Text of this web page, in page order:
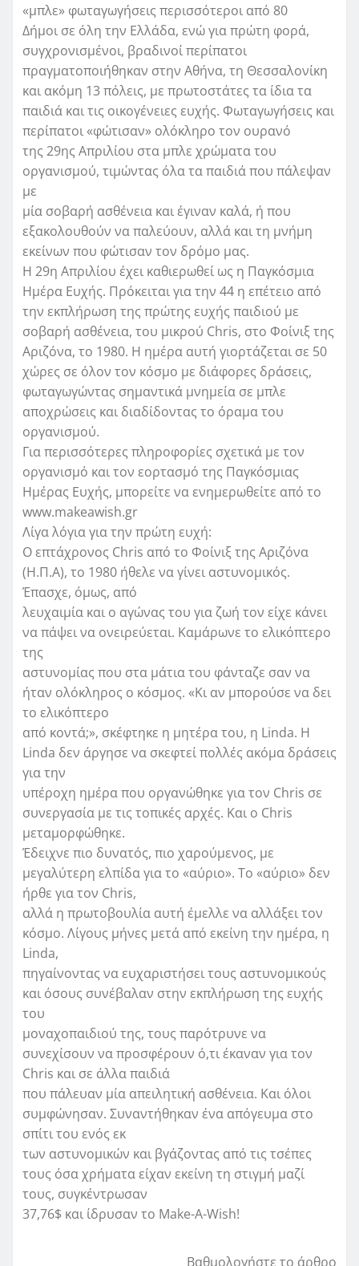
«μπλε» φωταγωγήσεις περισσότεροι από 80
Δήμοι σε όλη την Ελλάδα, ενώ για πρώτη φορά,
συγχρονισμένοι, βραδινοί περίπατοι
πραγματοποιήθηκαν στην Αθήνα, τη Θεσσαλονίκη
και ακόμη 13 πόλεις, με πρωτοστάτες τα ίδια τα
παιδιά και τις οικογένειες ευχής. Φωταγωγήσεις και
περίπατοι «φώτισαν» ολόκληρο τον ουρανό
της 29ης Απριλίου στα μπλε χρώματα του
οργανισμού, τιμώντας όλα τα παιδιά που πάλεψαν
με
μία σοβαρή ασθένεια και έγιναν καλά, ή που
εξακολουθούν να παλεύουν, αλλά και τη μνήμη
εκείνων που φώτισαν τον δρόμο μας.
Η 29η Απριλίου έχει καθιερωθεί ως η Παγκόσμια
Ημέρα Ευχής. Πρόκειται για την 44 η επέτειο από
την εκπλήρωση της πρώτης ευχής παιδιού με
σοβαρή ασθένεια, του μικρού Chris, στο Φοίνιξ της
Αριζόνα, το 1980. Η ημέρα αυτή γιορτάζεται σε 50
χώρες σε όλον τον κόσμο με διάφορες δράσεις,
φωταγωγώντας σημαντικά μνημεία σε μπλε
αποχρώσεις και διαδίδοντας το όραμα του
οργανισμού.
Για περισσότερες πληροφορίες σχετικά με τον
οργανισμό και τον εορτασμό της Παγκόσμιας
Ημέρας Ευχής, μπορείτε να ενημερωθείτε από το
www.makeawish.gr
Λίγα λόγια για την πρώτη ευχή:
Ο επτάχρονος Chris από το Φοίνιξ της Αριζόνα
(Η.Π.Α), το 1980 ήθελε να γίνει αστυνομικός.
Έπασχε, όμως, από
λευχαιμία και ο αγώνας του για ζωή τον είχε κάνει
να πάψει να ονειρεύεται. Καμάρωνε το ελικόπτερο
της
αστυνομίας που στα μάτια του φάνταζε σαν να
ήταν ολόκληρος ο κόσμος. «Κι αν μπορούσε να δει
το ελικόπτερο
από κοντά;», σκέφτηκε η μητέρα του, η Linda. Η
Linda δεν άργησε να σκεφτεί πολλές ακόμα δράσεις
για την
υπέροχη ημέρα που οργανώθηκε για τον Chris σε
συνεργασία με τις τοπικές αρχές. Και ο Chris
μεταμορφώθηκε.
Έδειχνε πιο δυνατός, πιο χαρούμενος, με
μεγαλύτερη ελπίδα για το «αύριο». Το «αύριο» δεν
ήρθε για τον Chris,
αλλά η πρωτοβουλία αυτή έμελλε να αλλάξει τον
κόσμο. Λίγους μήνες μετά από εκείνη την ημέρα, η
Linda,
πηγαίνοντας να ευχαριστήσει τους αστυνομικούς
και όσους συνέβαλαν στην εκπλήρωση της ευχής
του
μοναχοπαιδιού της, τους παρότρυνε να
συνεχίσουν να προσφέρουν ό,τι έκαναν για τον
Chris και σε άλλα παιδιά
που πάλευαν μία απειλητική ασθένεια. Και όλοι
συμφώνησαν. Συναντήθηκαν ένα απόγευμα στο
σπίτι του ενός εκ
των αστυνομικών και βγάζοντας από τις τσέπες
τους όσα χρήματα είχαν εκείνη τη στιγμή μαζί
τους, συγκέντρωσαν
37,76$ και ίδρυσαν το Make-A-Wish!
Βαθμολογήστε το άρθρο